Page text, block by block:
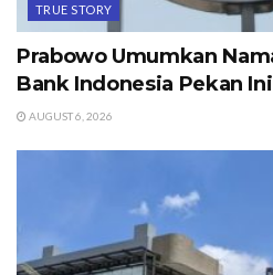
TRUE STORY
Prabowo Umumkan
Bank Indonesia Pekan Ini
AUGUST 6, 2026